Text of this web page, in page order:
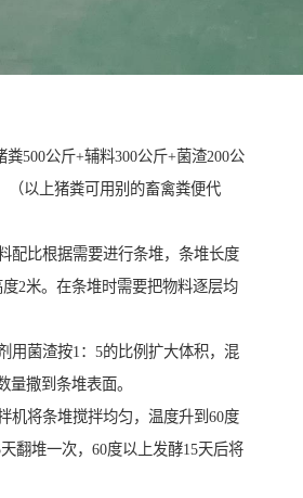
粪500公斤+辅料300公斤+菌渣200公
（以上猪粪可用别的畜禽粪便代
配比根据需要进行条堆，条堆长度
2米。在条堆时需要把物料逐层均
用菌渣按1：5的比例扩大体积，混
量撒到条堆表面。
机将条堆搅拌均匀，温度升到60度
翻堆一次，60度以上发酵15天后将